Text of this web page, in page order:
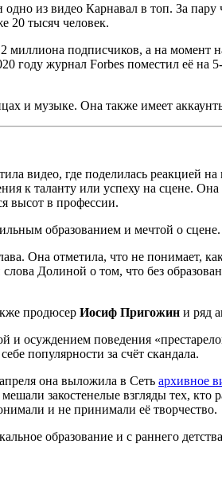
из видео Карнавал в топ. За пару
20 тысяч человек.
миллиона подписчиков, а на
журнал Forbes поместил её на
и музыке. Она также имеет
видео, где поделилась реакцией
к таланту или успеху на сцене.
высот в профессии.
образованием и мечтой о
Она отметила, что не понимает,
Долиной о том, что без
продюсер Иосиф Пригожин и ряд
и осуждением поведения
популярности за счёт скандала.
она выложила в Сеть архивное
закостенелые взгляды тех, кто
и не принимали её творчество.
образование и с раннего